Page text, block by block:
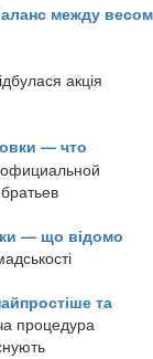
между весом
акція
— что
— що відомо
та
процедура